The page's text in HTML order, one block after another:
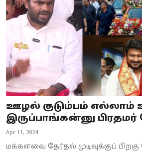
ஊழல் குடும்பம்
இருப்பாங்கன்னு பிரதமர்
Apr 11, 2024
மக்களவை தேர்தல் முடிவுக்குப்